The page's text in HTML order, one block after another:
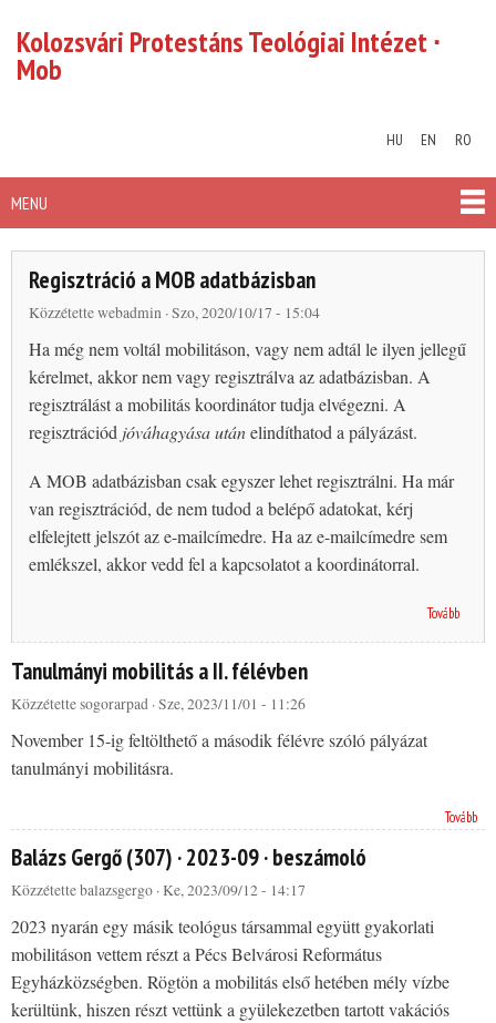
main
Kolozsvári Protestáns Teológiai Intézet ∙
Mob
HU EN RO
MENU
Regisztráció a MOB adatbázisban
Közzétettewebadmin · Szo, 2020/10/17 - 15:04
Ha még nem voltál mobilitáson, vagy nem adtál le ilyen jellegű
kérelmet, akkor nem vagy regisztrálva az adatbázisban. A
regisztrálást a mobilitás koordinátor tudja elvégezni. A
regisztrációd jóváhagyása utánelindíthatod a pályázást.
A MOB adatbázisban csak egyszer lehet regisztrálni. Ha már
van regisztrációd, de nem tudod a belépő adatokat, kérj
elfelejtett jelszót az e-mailcímedre. Ha az e-mailcímedre sem
emlékszel, akkor vedd fel a kapcsolatot a koordinátorral.
Tovább
Tanulmányi mobilitás a II. félévben
Közzétettesogorarpad · Sze, 2023/11/01 - 11:26
November 15-ig feltölthető a második félévre szóló pályázat
tanulmányi mobilitásra.
Tovább
Balázs Gergő (307) · 2023-09 · beszámoló
Közzétettebalazsgergo · Ke, 2023/09/12 - 14:17
2023 nyarán egy másik teológus társammal együtt gyakorlati
mobilitáson vettem részt a Pécs Belvárosi Református
Egyházközségben. Rögtön a mobilitás első hetében mély vízbe
kerültünk, hiszen részt vettünk a gyülekezetben tartott vakációs